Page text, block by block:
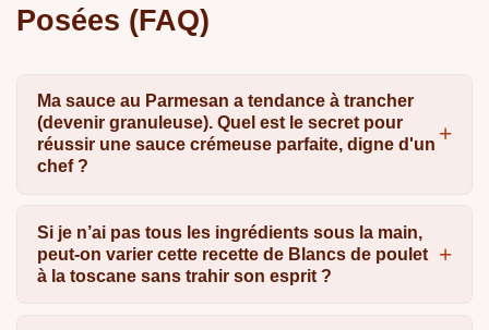
Posées (FAQ)
Ma sauce au Parmesan a tendance à trancher
(devenir granuleuse). Quel est le secret pour
réussir une sauce crémeuse parfaite, digne d'un
chef ?
Si je n’ai pas tous les ingrédients sous la main,
peut-on varier cette recette de Blancs de poulet
à la toscane sans trahir son esprit ?